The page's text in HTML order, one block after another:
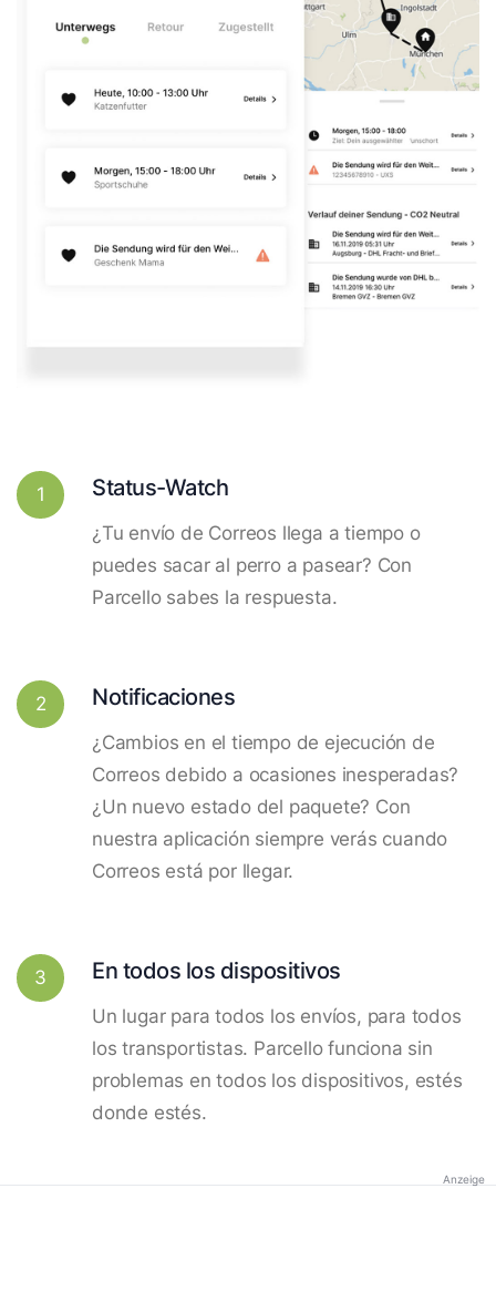
1 Status-Watch
¿Tu envío de Correos llega a tiempo o
puedes sacar al perro a pasear? Con
Parcello sabes la respuesta.
2 Notificaciones
¿Cambios en el tiempo de ejecución de
Correos debido a ocasiones inesperadas?
¿Un nuevo estado del paquete? Con
nuestra aplicación siempre verás cuando
Correos está por llegar.
3 En todos los dispositivos
Un lugar para todos los envíos, para todos
los transportistas. Parcello funciona sin
problemas en todos los dispositivos, estés
donde estés.
Anzeige